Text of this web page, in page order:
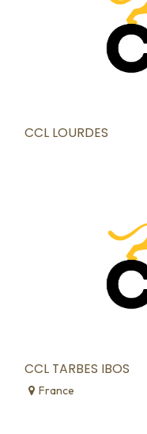
CCL LOURDES
CCL TARBES IBOS
France